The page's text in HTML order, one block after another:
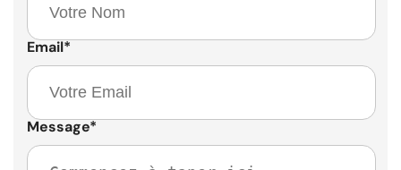
Email*
Message*